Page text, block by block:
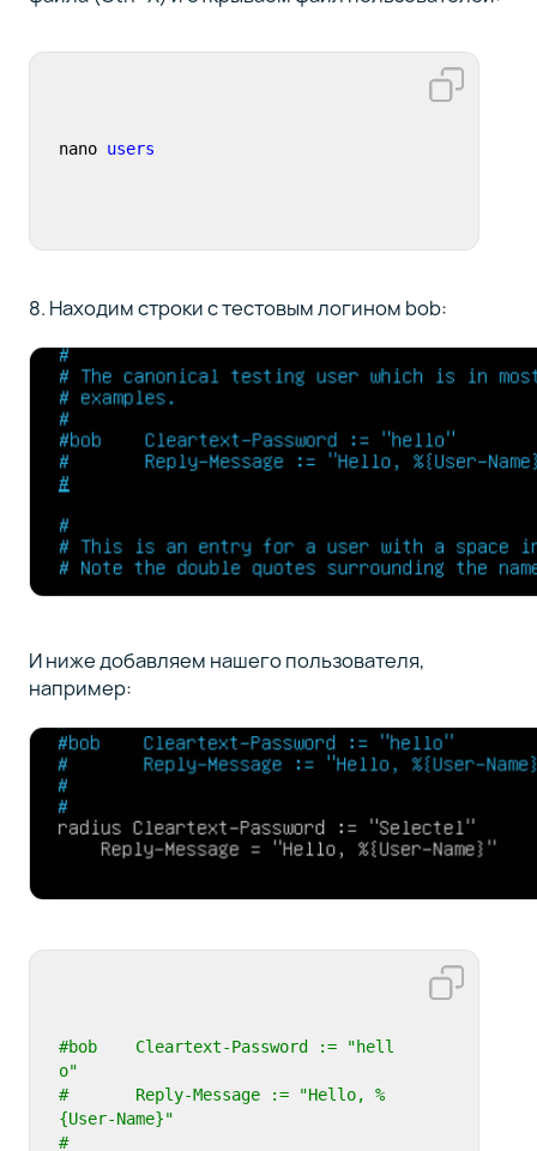
nano users
8. Находим строки с тестовым логином bob:
И ниже добавляем нашего пользователя,
например:
#bob 	Cleartext-Password := "hell
o"
#	Reply-Message := "Hello, %
{User-Name}"
#